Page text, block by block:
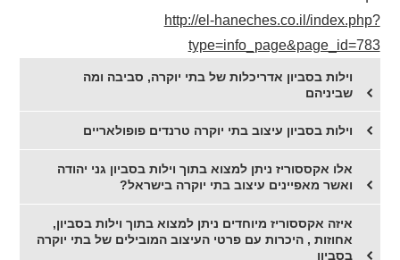
http://el-haneches.co.il/index.php?
type=info_page&page_id=783
וילות בסביון אדריכלות של בתי יוקרה, סביבה ומה
שביניהם
וילות בסביון עיצוב בתי יוקרה טרנדים פופולאריים
אלו אקססוריז ניתן למצוא בתוך וילות בסביון גני יהודה
ואשר מאפיינים עיצוב בתי יוקרה בישראל?
איזה אקססוריז מיוחדים ניתן למצוא בתוך וילות בסביון,
אחוזות , היכרות עם פרטי העיצוב המובילים של בתי יוקרה
בסביון